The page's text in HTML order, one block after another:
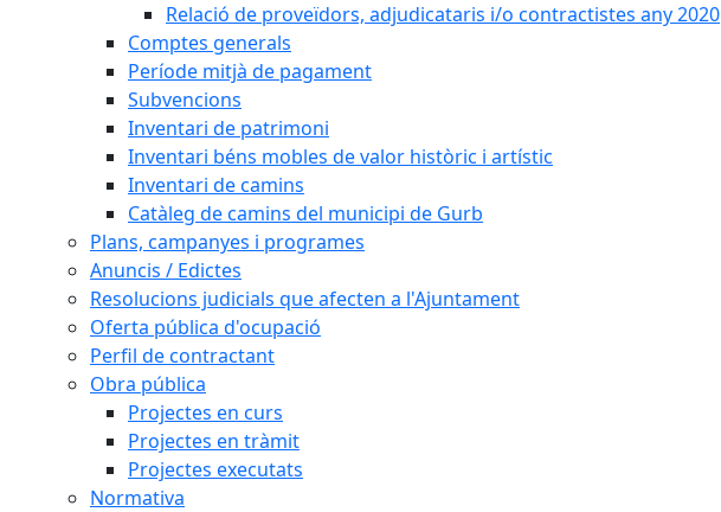
Relació de proveïdors, adjudicataris i/o contractistes any 2020
Comptes generals
Període mitjà de pagament
Subvencions
Inventari de patrimoni
Inventari béns mobles de valor històric i artístic
Inventari de camins
Catàleg de camins del municipi de Gurb
Plans, campanyes i programes
Anuncis / Edictes
Resolucions judicials que afecten a l'Ajuntament
Oferta pública d'ocupació
Perfil de contractant
Obra pública
Projectes en curs
Projectes en tràmit
Projectes executats
Normativa